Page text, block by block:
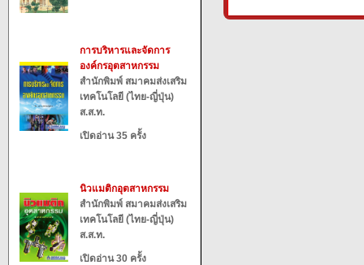
การบริหารและจัดการ
องค์กรอุตสาหกรรม
สำนักพิมพ์ สมาคมส่งเสริม
เทคโนโลยี (ไทย-ญี่ปุ่น)
ส.ส.ท.
เปิดอ่าน 35 ครั้ง
นิวแมติกอุตสาหกรรม
สำนักพิมพ์ สมาคมส่งเสริม
เทคโนโลยี (ไทย-ญี่ปุ่น)
ส.ส.ท.
เปิดอ่าน 30 ครั้ง